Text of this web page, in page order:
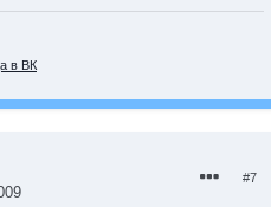
в ВК
#7